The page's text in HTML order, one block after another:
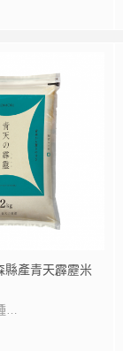
縣產青天霹靂米